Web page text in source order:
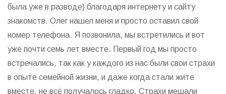
была уже в разводе) благодаря интернету и сайту
знакомств. Олег нашел меня и просто оставил свой
номер телефона. Я позвонила, мы встретились и вот
уже почти семь лет вместе. Первый год мы просто
встречались, так как у каждого из нас были свои страхи
в опыте семейной жизни, и даже когда стали жите
вместе, не всё получалось гладко. Страхи мешали